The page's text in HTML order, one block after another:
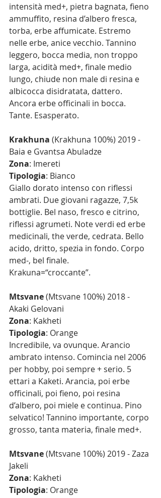
intensità med+, pietra bagnata, fieno
ammuffito, resina d’albero fresca,
torba, erbe affumicate. Estremo
nelle erbe, anice vecchio. Tannino
leggero, bocca media, non troppo
larga, acidità med+, finale medio
lungo, chiude non male di resina e
albicocca disidratata, dattero.
Ancora erbe officinali in bocca.
Tante. Esasperato.
Krakhuna (Krakhuna 100%) 2019 -
Baia e Gvantsa Abuladze
Zona: Imereti
Tipologia: Bianco
Giallo dorato intenso con riflessi
ambrati. Due giovani ragazze, 7,5k
bottiglie. Bel naso, fresco e citrino,
riflessi agrumeti. Note verdi ed erbe
medicinali, the verde, cedrata. Bello
acido, dritto, spezia in fondo. Corpo
med-, bel finale.
Krakuna=“croccante”.
Mtsvane (Mtsvane 100%) 2018 -
Akaki Gelovani
Zona: Kakheti
Tipologia: Orange
Incredibile, va ovunque. Arancio
ambrato intenso. Comincia nel 2006
per hobby, poi sempre + serio. 5
ettari a Kaketi. Arancia, poi erbe
officinali, poi fieno, poi resina
d’albero, poi miele e continua. Pino
selvatico! Tannino importante, corpo
grosso, tanta materia, finale med+.
Mtsvane (Mtsvane 100%) 2019 - Zaza
Jakeli
Zona: Kakheti
Tipologia: Orange